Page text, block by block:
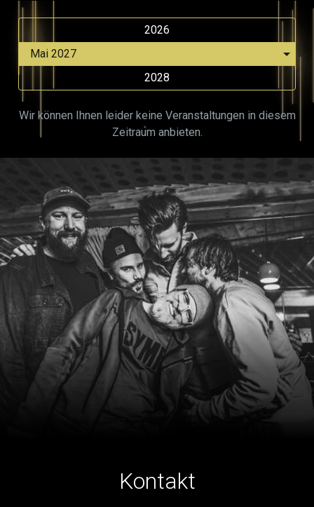
2026
2028
Wir können Ihnen leider keine Veranstaltungen in diesem
Zeitraum anbieten.
Kontakt